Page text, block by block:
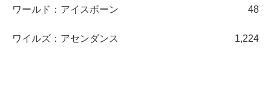
ワールド：アイスボーン 48
ワイルズ：アセンダンス 1,224